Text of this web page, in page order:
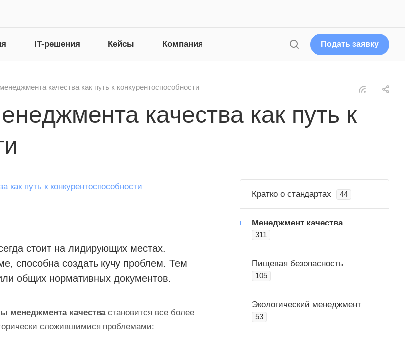
IT-решения Кейсы Компания Подать заявку
качества как путь к конкурентоспособности
качества как путь к
стоит на лидирующих местах.
способна создать кучу проблем. Тем
общих нормативных документов.
менеджмента качествастановится все более
сложившимися проблемами:
Кратко о стандартах 44
Менеджмент качества
311
Пищевая безопасность
105
Экологический менеджмент
53